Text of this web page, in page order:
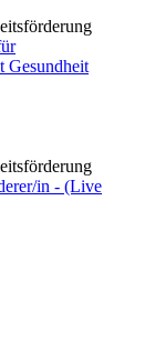
Gesundheit
in - (Live